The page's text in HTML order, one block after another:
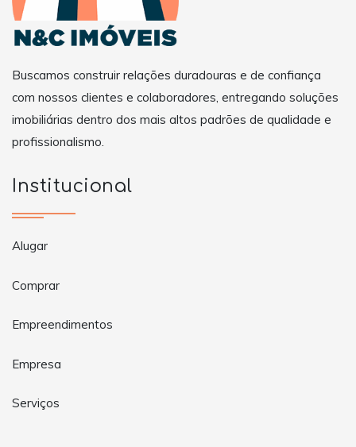
Buscamos construir relações duradouras e de confiança
com nossos clientes e colaboradores, entregando soluções
imobiliárias dentro dos mais altos padrões de qualidade e
profissionalismo.
Institucional
Alugar
Comprar
Empreendimentos
Empresa
Serviços